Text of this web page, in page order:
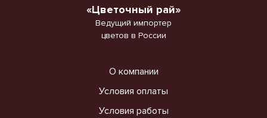
«Цветочный рай»
Ведущий импортер
цветов в России
О компании
Условия оплаты
Условия работы